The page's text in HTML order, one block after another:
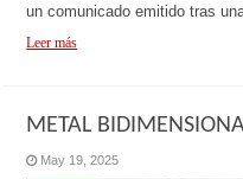
un comunicado emitido tras
Leer más
METAL
May 19, 2025